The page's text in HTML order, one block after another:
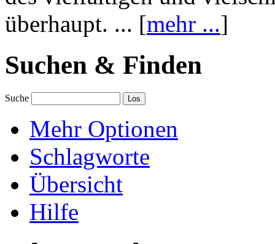
überhaupt. ... [mehr ...]
Suchen & Finden
Suche
Mehr Optionen
Schlagworte
Übersicht
Hilfe